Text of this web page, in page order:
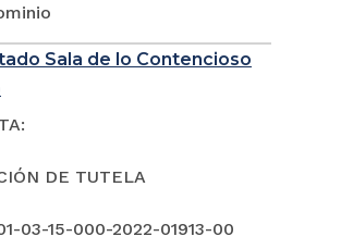
Sala de lo Contencioso
DE TUTELA
03-15-000-2022-01913-00